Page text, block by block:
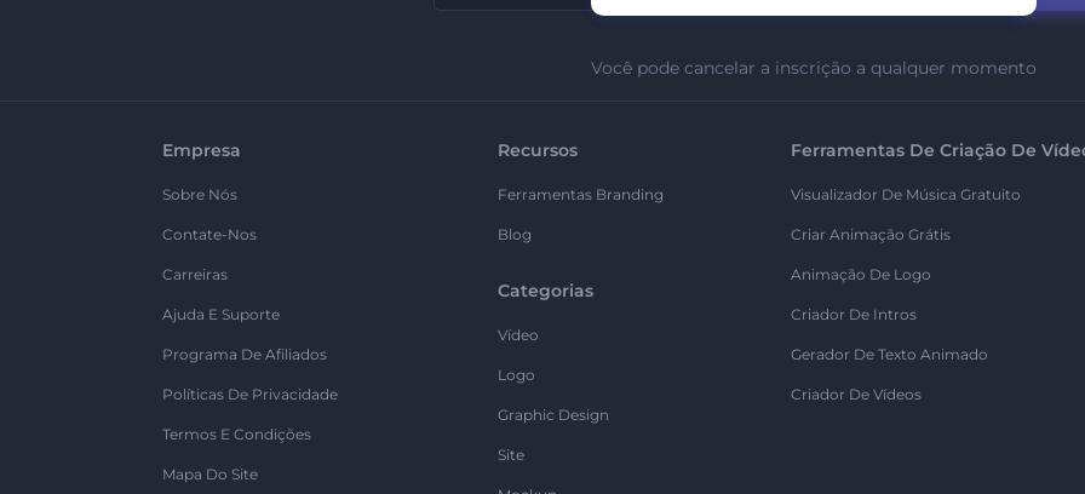
Você pode cancelar a inscrição a qualquer momento
Empresa
Sobre Nós
Contate-Nos
Carreiras
Ajuda E Suporte
Programa De Afiliados
Políticas De Privacidade
Termos E Condições
Mapa Do Site
Recursos
Ferramentas Branding
Blog
Categorias
Vídeo
Logo
Graphic Design
Site
Ferramentas De Criação De
Visualizador De Música Gratuito
Criar Animação Grátis
Animação De Logo
Criador De Intros
Gerador De Texto Animado
Criador De Vídeos